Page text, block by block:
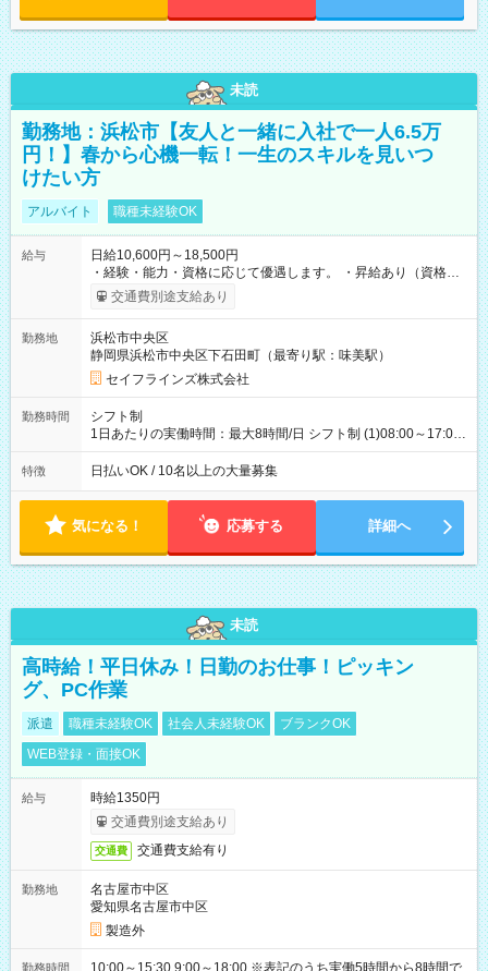
未読
勤務地：浜松市【友人と一緒に入社で一人6.5万
円！】春から心機一転！一生のスキルを見いつ
けたい方
アルバイト 職種未経験OK
給与
日給10,600円～18,500円
・経験・能力・資格に応じて優遇します。 ・昇給あり（資格取
得・勤務成績により随時） ・交通費全額支給（規定あり） ・日
払い・週払い制度あり（規定あり） ・早く勤務が終わっても日
支援あり（費用会社全額負担） ・紹介手当制度あり（最大
130,000円） 【試用期間】試用期間あり 試用期間の長さ：3ヶ月
雇用形態、給与は本採用時と同じです。
交通費別途支給あり
勤務地
浜松市中央区
静岡県浜松市中央区下石田町（最寄り駅：味美駅）
セイフラインズ株式会社
勤務時間
シフト制
1日あたりの実働時間：最大8時間/日 シフト制 (1)08:00～17:00
(2)21:00～06:00
特徴 日払いOK / 10名以上の大量募集
気になる！ 応募する 詳細へ
未読
高時給！平日休み！日勤のお仕事！ピッキン
グ、PC作業
派遣 職種未経験OK 社会人未経験OK
ブランクOK
WEB登録・面接OK
給与
時給1350円
交通費別途支給あり
交通費 交通費支給有り
勤務地
名古屋市中区
愛知県名古屋市中区
製造外
勤務時間 10:00～15:30 9:00～18:00 ※表記のうち実働5時間から8時間で